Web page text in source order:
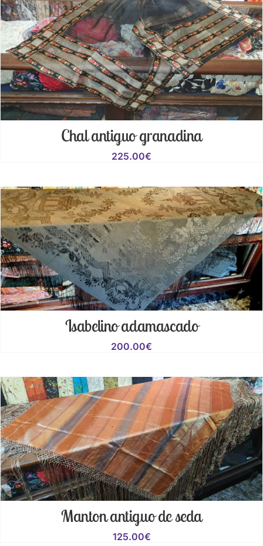
Chal antiguo granadina
225.00€
Isabelino adamascado
200.00€
Manton antiguo de seda
125.00€